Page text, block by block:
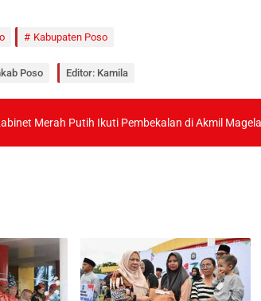
Kabupaten Poso
Poso Editor: Kamila
Merah Putih Ikuti Pembekalan di Akmil